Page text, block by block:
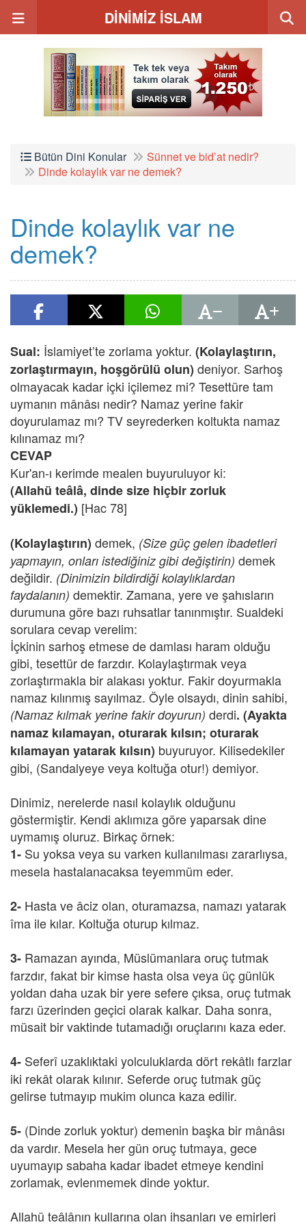
DİNİMİZ İSLAM
Bütün Dini Konular
Sünnet ve bid’at nedir?
Dinde kolaylık var ne demek?
Dinde kolaylık var ne
demek?
Sual: İslamiyet’te zorlama yoktur. (Kolaylaştırın,
zorlaştırmayın, hoşgörülü olun) deniyor. Sarhoş
olmayacak kadar içki içilemez mi? Tesettüre tam
uymanın mânâsı nedir? Namaz yerine fakir
doyurulamaz mı? TV seyrederken koltukta namaz
kılınamaz mı?
CEVAP
Kur'an-ı kerimde mealen buyuruluyor ki:
(Allahü teâlâ, dinde size hiçbir zorluk
yüklemedi.) [Hac 78]
(Kolaylaştırın) demek, (Size güç gelen ibadetleri
yapmayın, onları istediğiniz gibi değiştirin) demek
değildir. (Dinimizin bildirdiği kolaylıklardan
faydalanın) demektir. Zamana, yere ve şahısların
durumuna göre bazı ruhsatlar tanınmıştır. Sualdeki
sorulara cevap verelim:
İçkinin sarhoş etmese de damlası haram olduğu
gibi, tesettür de farzdır. Kolaylaştırmak veya
zorlaştırmakla bir alakası yoktur. Fakir doyurmakla
namaz kılınmış sayılmaz. Öyle olsaydı, dinin sahibi,
(Namaz kılmak yerine fakir doyurun) derdi. (Ayakta
namaz kılamayan, oturarak kılsın; oturarak
kılamayan yatarak kılsın) buyuruyor. Kilisedekiler
gibi, (Sandalyeye veya koltuğa otur!) demiyor.
Dinimiz, nerelerde nasıl kolaylık olduğunu
göstermiştir. Kendi aklımıza göre yaparsak dine
uymamış oluruz. Birkaç örnek:
1- Su yoksa veya su varken kullanılması zararlıysa,
mesela hastalanacaksa teyemmüm eder.
2- Hasta ve âciz olan, oturamazsa, namazı yatarak
îma ile kılar. Koltuğa oturup kılmaz.
3- Ramazan ayında, Müslümanlara oruç tutmak
farzdır, fakat bir kimse hasta olsa veya üç günlük
yoldan daha uzak bir yere sefere çıksa, oruç tutmak
farzı üzerinden geçici olarak kalkar. Daha sonra,
müsait bir vaktinde tutamadığı oruçlarını kaza eder.
4- Seferî uzaklıktaki yolculuklarda dört rekâtlı farzlar
iki rekât olarak kılınır. Seferde oruç tutmak güç
gelirse tutmayıp mukim olunca kaza edilir.
5- (Dinde zorluk yoktur) demenin başka bir mânâsı
da vardır. Mesela her gün oruç tutmaya, gece
uyumayıp sabaha kadar ibadet etmeye kendini
zorlamak, evlenmemek dinde yoktur.
Allahü teâlânın kullarına olan ihsanları ve emirleri